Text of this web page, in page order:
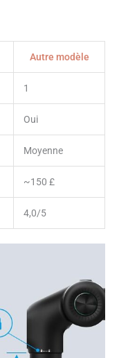
Autre modèle
1
Oui
Moyenne
~150 £
4,0/5